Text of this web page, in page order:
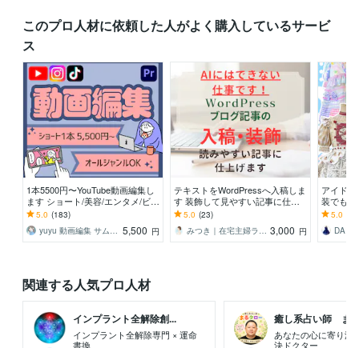
このプロ人材に依頼した人がよく購入しているサービ
ス
1本5500円〜YouTube動画編集し
ます ショート/美容/エンタメ/ビジ
ネス/対談なんでもOK！
5.0 (183)
yuyu 動画編集 サムネ制作 5,500 円
テキストをWordPressへ入稿しま
す 装飾して見やすい記事に仕上
げ｜面倒な作業はおまかせくださ
5.0 (23)
みつき｜在宅主婦ライター 3,000 円
アイド
装でも
デザイ
対応い
5.0
関連する人気プロ人材
インプラント全解除創...
インプラント全解除専門 × 運命
書換
癒し系占い師 ま
あなたの心に寄り
決ドクター